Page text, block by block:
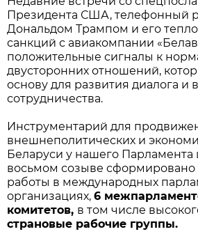
Президента США, телефонный
Дональдом Трампом и его
санкций с авиакомпании
положительные сигналы к
двусторонних отношений,
основу для развития диалога и
сотрудничества.
Инструментарий для
внешнеполитических и
Беларуси у нашего
восьмом созыве сформировано
работы в международных
организациях, 6
комитетов, в том числе
страновые рабочие группы.